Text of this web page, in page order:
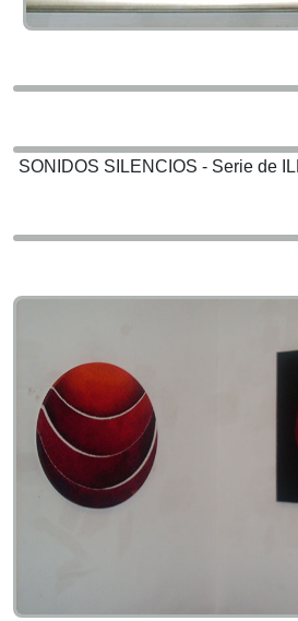
SONIDOS SILENCIOS - Serie de